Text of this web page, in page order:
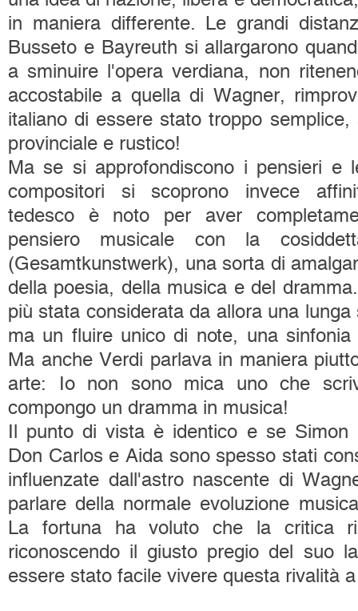
in maniera differente. Le grandi
Busseto e Bayreuth si allargarono
a sminuire l'opera verdiana, non
accostabile a quella di Wagner,
italiano di essere stato troppo
provinciale e rustico!
Ma se si approfondiscono i pensieri e
compositori si scoprono invece
tedesco è noto per aver
pensiero musicale con la
(Gesamtkunstwerk), una sorta di
della poesia, della musica e del
più stata considerata da allora una
ma un fluire unico di note, una
Ma anche Verdi parlava in maniera
arte: Io non sono mica uno che
compongo un dramma in musica!
Il punto di vista è identico e se Simon
Don Carlos e Aida sono spesso stati
influenzate dall'astro nascente di
parlare della normale evoluzione
La fortuna ha voluto che la critica
riconoscendo il giusto pregio del suo
essere stato facile vivere questa rivalità